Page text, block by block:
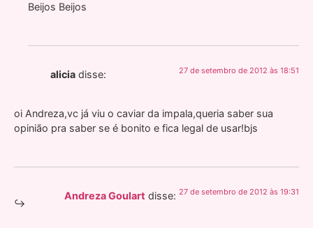
Beijos Beijos
alicia disse: 27 de setembro de 2012 às 18:51
oi Andreza,vc já viu o caviar da impala,queria saber sua
opinião pra saber se é bonito e fica legal de usar!bjs
Andreza Goulart disse: 27 de setembro de 2012 às 19:31